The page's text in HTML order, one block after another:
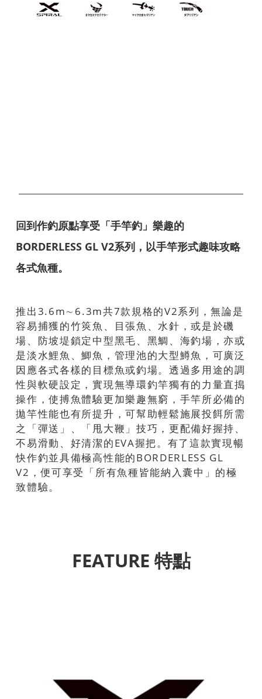
回到作釣原點享受「手竿釣」樂趣的
BORDERLESS GL V2系列，以手竿形式趣味攻略
各式魚種。
推出3.6m∼6.3m共7款規格的V2系列，無論是
容易捕獲的竹筴魚、目張魚、水針，或是於磯
場、防坡堤鎖定中型黑毛、黑鯛、海釣場，亦或
是淡水鯉魚、鯽魚，管理池的大型鱒魚，可廣泛
因應各式各樣的目標魚或釣場。透過多用途的調
性與軟硬設定，實現無導環釣竿獨有的力量直搗
操作，使搏魚體驗更加樂趣無窮，手竿所必備的
拋竿性能也有所提升，可幫助輕鬆施展投餌所需
之「彈送」、「甩大鞭」技巧，更配備好握持、
不易滑動、好清潔的EVA握把。有了這款實現暢
快作釣並具備極高性能的BORDERLESS GL
V2，便可享受「所有魚種皆能納入囊中」的極
致體驗。
FEATURE 特點